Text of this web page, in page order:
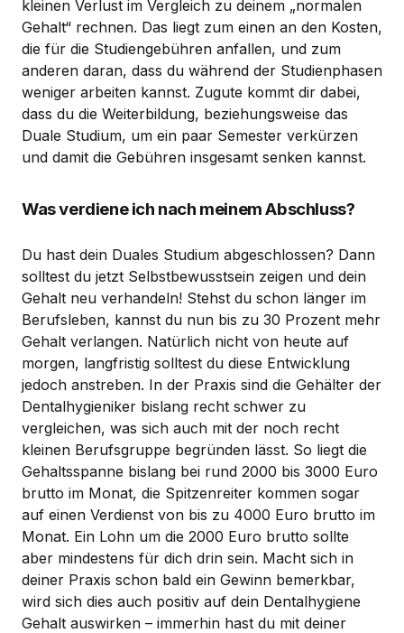
kleinen Verlust im Vergleich zu deinem „normalen
Gehalt“ rechnen. Das liegt zum einen an den Kosten,
die für die Studiengebühren anfallen, und zum
anderen daran, dass du während der Studienphasen
weniger arbeiten kannst. Zugute kommt dir dabei,
dass du die Weiterbildung, beziehungsweise das
Duale Studium, um ein paar Semester verkürzen
und damit die Gebühren insgesamt senken kannst.
Was verdiene ich nach meinem Abschluss?
Du hast dein Duales Studium abgeschlossen? Dann
solltest du jetzt Selbstbewusstsein zeigen und dein
Gehalt neu verhandeln! Stehst du schon länger im
Berufsleben, kannst du nun bis zu 30 Prozent mehr
Gehalt verlangen. Natürlich nicht von heute auf
morgen, langfristig solltest du diese Entwicklung
jedoch anstreben. In der Praxis sind die Gehälter der
Dentalhygieniker bislang recht schwer zu
vergleichen, was sich auch mit der noch recht
kleinen Berufsgruppe begründen lässt. So liegt die
Gehaltsspanne bislang bei rund 2000 bis 3000 Euro
brutto im Monat, die Spitzenreiter kommen sogar
auf einen Verdienst von bis zu 4000 Euro brutto im
Monat. Ein Lohn um die 2000 Euro brutto sollte
aber mindestens für dich drin sein. Macht sich in
deiner Praxis schon bald ein Gewinn bemerkbar,
wird sich dies auch positiv auf dein Dentalhygiene
Gehalt auswirken – immerhin hast du mit deiner